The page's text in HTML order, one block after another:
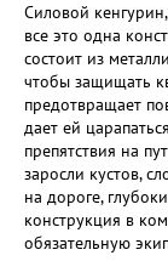
Силовой
все это одна
состоит из
чтобы защищать
предотвращает
дает ей
препятствия на
заросли кустов,
на дороге,
конструкция в
обязательную